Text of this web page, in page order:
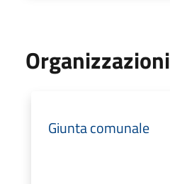
Organizzazioni
Giunta comunale